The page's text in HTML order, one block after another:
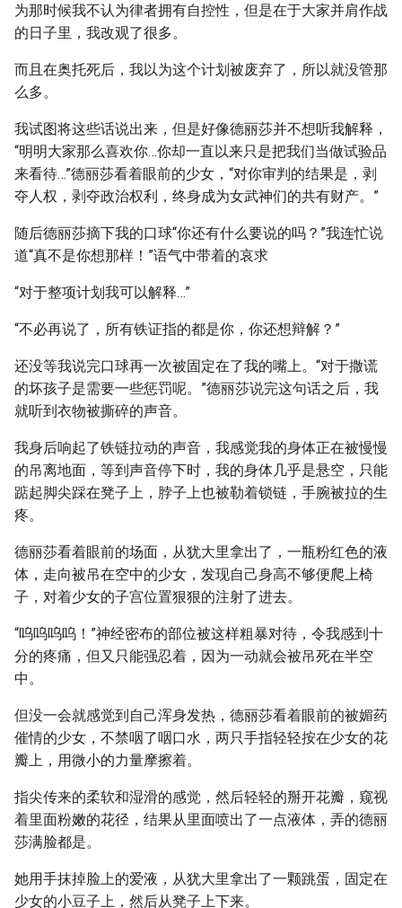
为那时候我不认为律者拥有自控性，但是在于大家并肩作战
的日子里，我改观了很多。
而且在奥托死后，我以为这个计划被废弃了，所以就没管那
么多。
我试图将这些话说出来，但是好像德丽莎并不想听我解释，
“明明大家那么喜欢你…你却一直以来只是把我们当做试验品
来看待…”德丽莎看着眼前的少女，“对你审判的结果是，剥
夺人权，剥夺政治权利，终身成为女武神们的共有财产。”
随后德丽莎摘下我的口球“你还有什么要说的吗？”我连忙说
道“真不是你想那样！”语气中带着的哀求
“对于整项计划我可以解释…”
“不必再说了，所有铁证指的都是你，你还想辩解？”
还没等我说完口球再一次被固定在了我的嘴上。“对于撒谎
的坏孩子是需要一些惩罚呢。”德丽莎说完这句话之后，我
就听到衣物被撕碎的声音。
我身后响起了铁链拉动的声音，我感觉我的身体正在被慢慢
的吊离地面，等到声音停下时，我的身体几乎是悬空，只能
踮起脚尖踩在凳子上，脖子上也被勒着锁链，手腕被拉的生
疼。
德丽莎看着眼前的场面，从犹大里拿出了，一瓶粉红色的液
体，走向被吊在空中的少女，发现自己身高不够便爬上椅
子，对着少女的子宫位置狠狠的注射了进去。
“呜呜呜呜！”神经密布的部位被这样粗暴对待，令我感到十
分的疼痛，但又只能强忍着，因为一动就会被吊死在半空
中。
但没一会就感觉到自己浑身发热，德丽莎看着眼前的被媚药
催情的少女，不禁咽了咽口水，两只手指轻轻按在少女的花
瓣上，用微小的力量摩擦着。
指尖传来的柔软和湿滑的感觉，然后轻轻的掰开花瓣，窥视
着里面粉嫩的花径，结果从里面喷出了一点液体，弄的德丽
莎满脸都是。
她用手抹掉脸上的爱液，从犹大里拿出了一颗跳蛋，固定在
少女的小豆子上，然后从凳子上下来。